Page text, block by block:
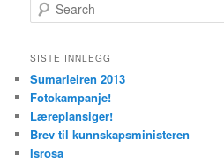
e
r
h
SISTE INNLEGG
Sumarleiren 2013
Fotokampanje!
Læreplansiger!
Brev til kunnskapsministeren
Isrosa